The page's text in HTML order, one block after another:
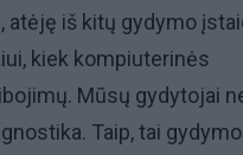
atėję iš kitų gydymo
kiek kompiuterinės
Mūsų gydytojai
Taip, tai gydymo